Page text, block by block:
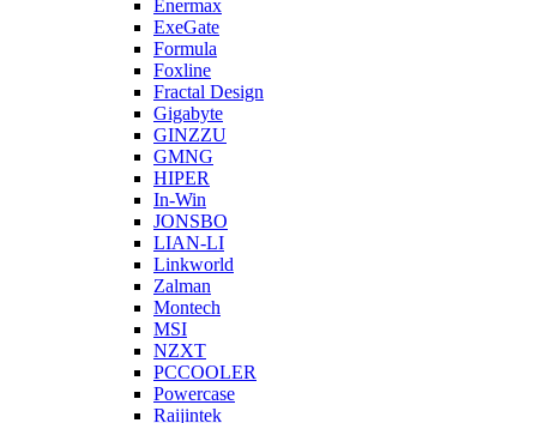
Enermax
ExeGate
Formula
Foxline
Fractal Design
Gigabyte
GINZZU
GMNG
HIPER
In-Win
JONSBO
LIAN-LI
Linkworld
Zalman
Montech
MSI
NZXT
PCCOOLER
Powercase
Raijintek